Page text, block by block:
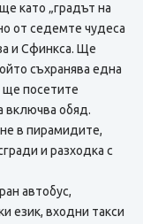
като „градът на
от седемте чудеса
и Сфинкса. Ще
съхранява една
ще посетите
включва обяд.
в пирамидите,
и разходка с
автобус,
език, входни такси